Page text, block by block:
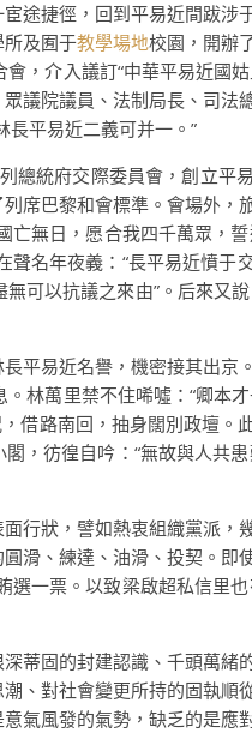
途捷徑，回到平易近間跋涉
及囿于教學場地校園，開辦
，介入議訂“中華平易近國
議院議員、法制局長、司法
平易近二義可并一。”
總統府交際委員會，創立平
席巴黎和會標準。會場外，
無日，愿合我四千萬眾，
名年夜義：“長平易近憤于
可以抗議之來由”。后來又說
平易近名譽，機密接其出京
林萬里禁不住唏噓：“卿本
借路南回，抽身闊別政壇。
，彷徨自吟：“無故與人共
行狀，譬如熱衷組織黨派，
滑、練達、油滑、投契。即
一票。以致梁啟超私信里
蒂固的封建認識、千頭萬緒
、對社會變更所持的固執順
氣風發的氣勢，缺乏的是應